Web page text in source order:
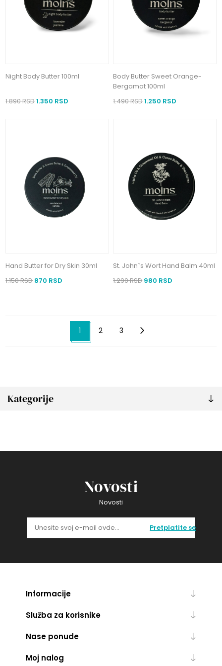
Kategorije
Night Body Butter 100ml
1.890 RSD1.350 RSD
Body Butter Sweet Orange-
Bergamot 100ml
1.490 RSD1.250 RSD
Hand Butter for Dry Skin 30ml
1.150 RSD 870 RSD
St. John`s Wort Hand Balm 40ml
1.290 RSD980 RSD
1 2 3
Novosti
Novosti
Pretplatite se
Informacije
Služba za korisnike
Nase ponude
Moj nalog